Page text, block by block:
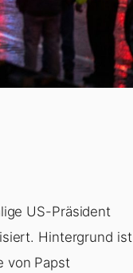
US-Präsident
Hintergrund ist
von Papst